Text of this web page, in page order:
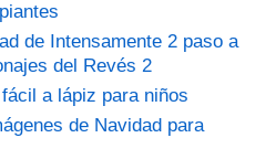
de Intensamente 2 paso a
del Revés 2
a lápiz para niños
de Navidad para